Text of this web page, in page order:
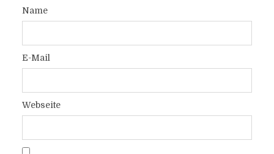
Name
E-Mail
Webseite